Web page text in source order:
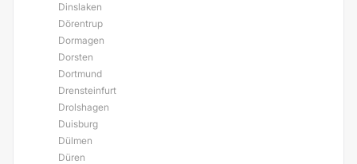
Dinslaken
Dörentrup
Dormagen
Dorsten
Dortmund
Drensteinfurt
Drolshagen
Duisburg
Dülmen
Düren